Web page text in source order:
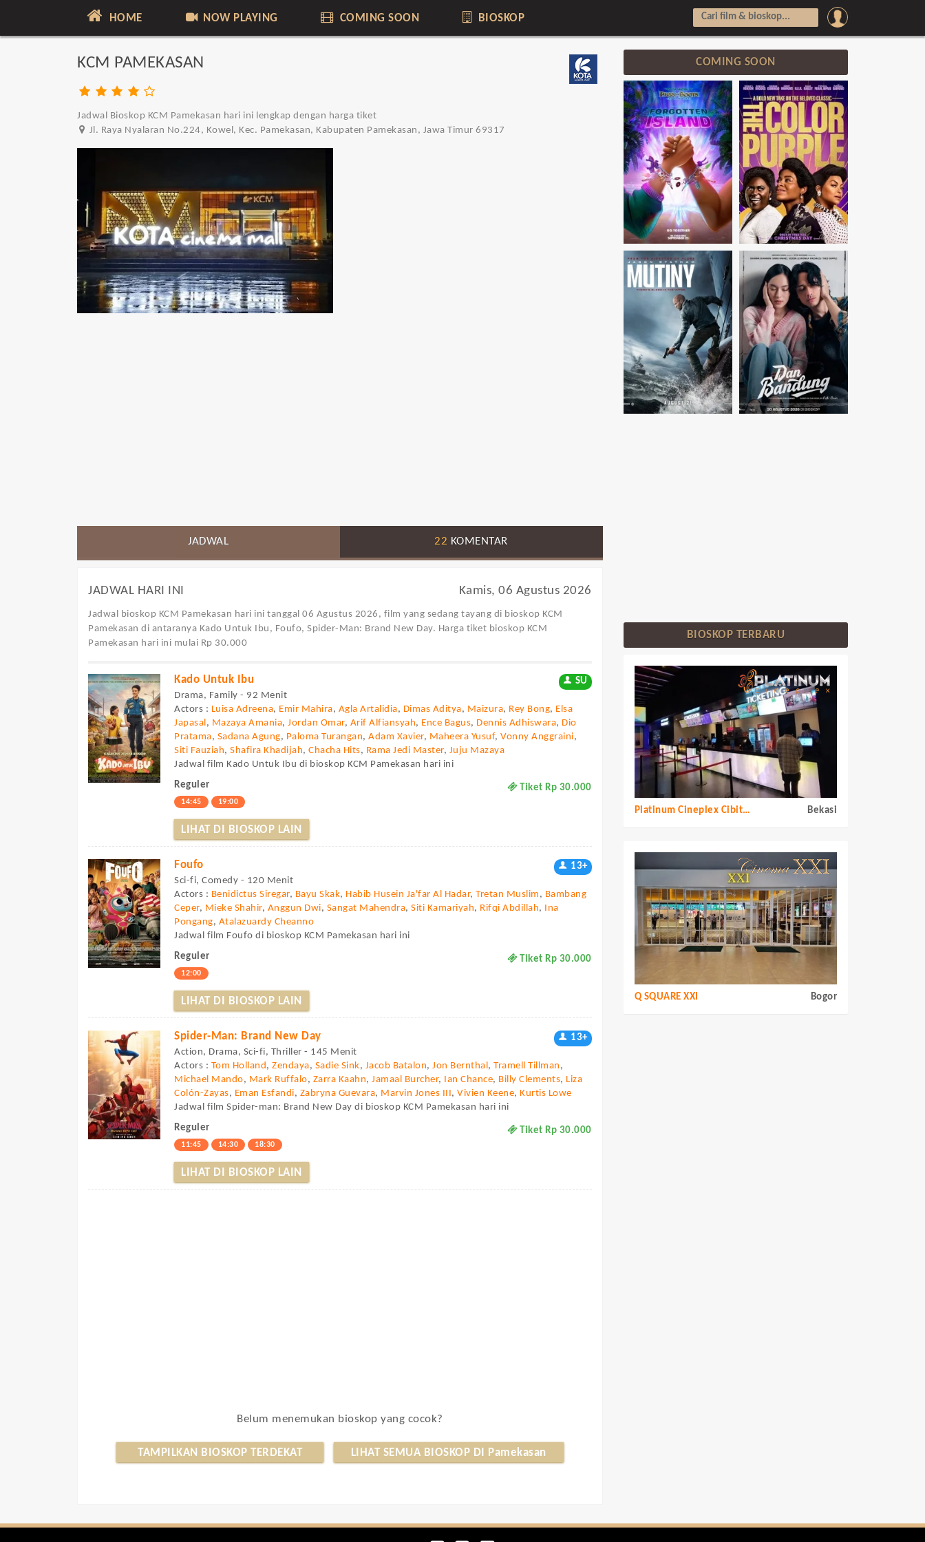
HOME NOW PLAYING COMING SOON BIOSKOP
KCM PAMEKASAN
Jadwal Bioskop KCM Pamekasan hari ini lengkap dengan harga tiket
Jl. Raya Nyalaran No.224, Kowel, Kec. Pamekasan, Kabupaten Pamekasan, Jawa Timur 69317
JADWAL 22 KOMENTAR
JADWAL HARI INI Kamis, 06 Agustus 2026
Jadwal bioskop KCM Pamekasan hari ini tanggal 06 Agustus 2026, film yang sedang tayang di bioskop KCM
Pamekasan di antaranya Kado Untuk Ibu, Foufo, Spider-Man: Brand New Day. Harga tiket bioskop KCM
Pamekasan hari ini mulai Rp 30.000
Kado Untuk Ibu
SU
Drama, Family - 92 Menit
Actors : Luisa Adreena, Emir Mahira, Agla Artalidia, Dimas Aditya, Maizura, Rey Bong, Elsa
Japasal, Mazaya Amania,Jordan Omar, Arif Alfiansyah, Ence Bagus, Dennis Adhiswara, Dio
Pratama, Sadana Agung, Paloma Turangan,Adam Xavier, Maheera Yusuf,Vonny Anggraini,
Siti Fauziah,Shafira Khadijah,Chacha Hits, Rama Jedi Master, Juju Mazaya
Jadwal film Kado Untuk Ibu di bioskop KCM Pamekasan hari ini
Reguler
Tiket Rp 30.000
14:45 19:00
LIHAT DI BIOSKOP LAIN
Foufo
13+
Sci-fi, Comedy - 120 Menit
Actors : Benidictus Siregar, Bayu Skak, Habib Husein Ja'far Al Hadar,Tretan Muslim , Bambang
Ceper, Mieke Shahir, Anggun Dwi, Sangat Mahendra,Siti Kamariyah, Rifqi Abdillah, Ina
Pongang, Atalazuardy Cheanno
Jadwal film Foufo di bioskop KCM Pamekasan hari ini
Reguler
Tiket Rp 30.000
12:00
LIHAT DI BIOSKOP LAIN
Spider-Man: Brand New Day
13+
Action, Drama, Sci-fi, Thriller - 145 Menit
Actors : Tom Holland,Zendaya, Sadie Sink, Jacob Batalon,Jon Bernthal,Tramell Tillman ,
Michael Mando, Mark Ruffalo, Zarra Kaahn,Jamaal Burcher, Ian Chance, Billy Clements, Liza
Colón-Zayas, Eman Esfandi, Zabryna Guevara, Marvin Jones III,Vivien Keene,Kurtis Lowe
Jadwal film Spider-man: Brand New Day di bioskop KCM Pamekasan hari ini
Reguler
Tiket Rp 30.000
11:45 14:30 18:30
LIHAT DI BIOSKOP LAIN
Belum menemukan bioskop yang cocok?
TAMPILKAN BIOSKOP TERDEKAT LIHAT SEMUA BIOSKOP DI Pamekasan
COMING SOON
BIOSKOP TERBARU
Platinum Cineplex Cibitung Bekasi
Q SQUARE XXI Bogor